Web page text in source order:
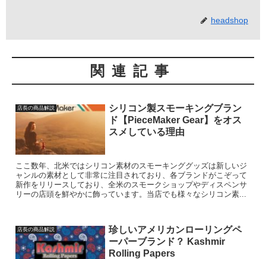
headshop
関連記事
店長の商品解説
シリコン製スモーキングブラン
ド【PieceMaker Gear】をオス
スメしている理由
ここ数年、北米ではシリコン素材のスモーキンググッズは新しいジ
ャンルの素材として非常に注目されており、各ブランドがこぞって
新作をリリースしており、全米のスモークショップやディスペンサ
リーの店頭を鮮やかに飾っています。当店でも様々なシリコン素...
店長の商品解説
珍しいアメリカンローリングペ
ーパーブランド？ Kashmir
Rolling Papers